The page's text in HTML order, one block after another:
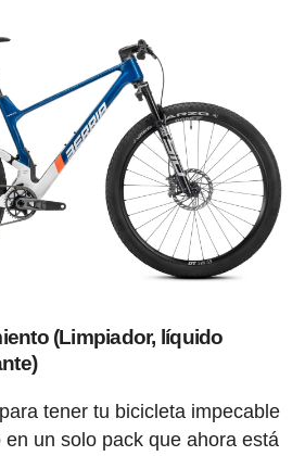
(Limpiador, líquido
tener tu bicicleta impecable
un solo pack que ahora está